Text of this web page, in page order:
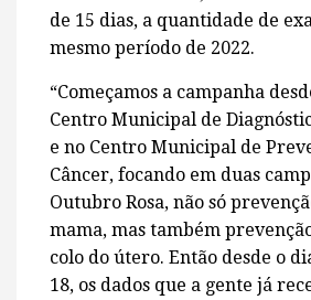
de 15 dias, a quantidade de
mesmo período de 2022.
“Começamos a campanha
Centro Municipal de
e no Centro Municipal de
Câncer, focando em duas
Outubro Rosa, não só
mama, mas também
colo do útero. Então desde o
18, os dados que a gente já